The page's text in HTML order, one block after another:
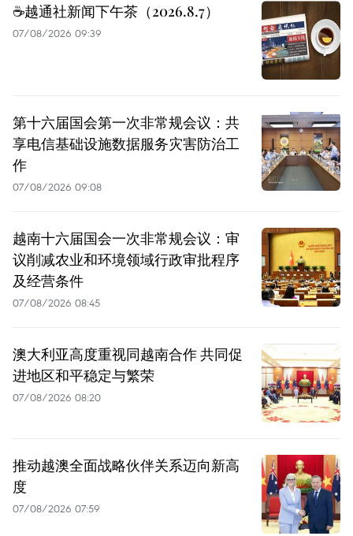
☕️越通社新闻下午茶（2026.8.7）
07/08/2026 09:39
第十六届国会第一次非常规会议：共
享电信基础设施数据服务灾害防治工
作
07/08/2026 09:08
越南十六届国会一次非常规会议：审
议削减农业和环境领域行政审批程序
及经营条件
07/08/2026 08:45
澳大利亚高度重视同越南合作 共同促
进地区和平稳定与繁荣
07/08/2026 08:20
推动越澳全面战略伙伴关系迈向新高
度
07/08/2026 07:59